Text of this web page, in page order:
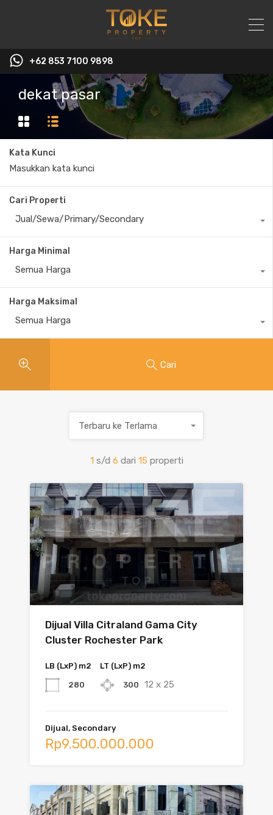
+62 853 7100 9898‬
dekat pasar
Kata Kunci
Cari Properti
Jual/Sewa/Primary/Secondary
Harga Minimal
Semua Harga
Harga Maksimal
Semua Harga
Cari
1 s/d 6 dari 15 properti
Terbaru ke Terlama
Dijual Villa Citraland Gama City
Cluster Rochester Park
LB (LxP) m2
280
LT (LxP) m2
300 12 x 25
Dijual, Secondary
Rp9.500.000.000